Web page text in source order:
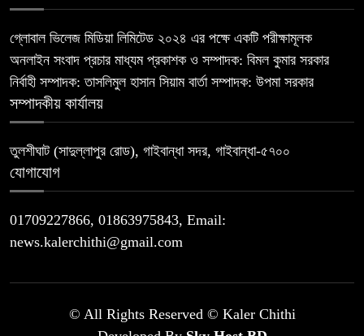
গ্লোবাল ভিলেজ মিডিয়া লিমিটেড ২০২৪ এর পক্ষে একটি পরীক্ষামূলক
অনলাইন সংবাদ প্রচার মাধ্যম প্রকাশক ও সম্পাদক: বিমল কুমার সরকার
নির্বাহী সম্পাদক: তাসলিমুল হাসান সিয়াম বার্তা সম্পাদক: উপমা সরকার
সম্পাদকীয় কার্যালয়
তুলশীঘাট (সাদুল্লাপুর রোড), গাইবান্ধা সদর, গাইবান্ধা-৫৭০০
যোগাযোগ
01709227866, 01863975843, Email:
news.kalerchithi@gmail.com
© All Rights Reserved © Kaler Chithi